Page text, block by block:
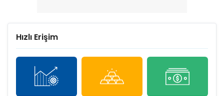
Hızlı Erişim